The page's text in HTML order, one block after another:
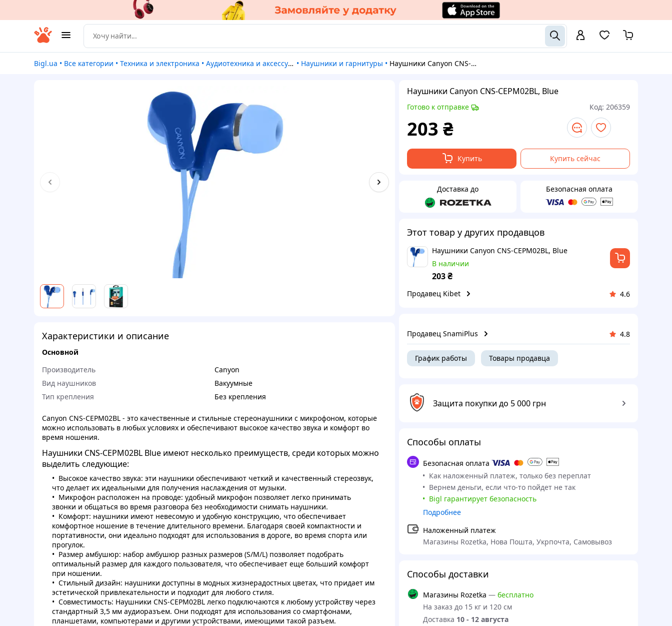
Bigl.ua • Все категории • Техника и электроника • Аудиотехника и аксессуары • Наушники и гарнитуры • Наушники Canyon CNS-CEPM02BL, Blue
Характеристики и описание
Основной
Производитель
Canyon
Вид наушников
Вакуумные
Тип крепления
Без крепления
Canyon CNS-CEPM02BL - это качественные и стильные стереонаушники с микрофоном, которые
можно использовать в любых условиях и обеспечивают высокое качество звука и комфорт во
время ношения.
Наушники CNS-CEPM02BL Blue имеют несколько преимуществ, среди которых можно
выделить следующие:
Высокое качество звука: эти наушники обеспечивают четкий и качественный стереозвук,
что делает их идеальными для получения наслаждения от музыки.
Микрофон расположен на проводе: удобный микрофон позволяет легко принимать
звонки и общаться во время разговора без необходимости снимать наушники.
Комфорт: наушники имеют невесомую и удобную конструкцию, что обеспечивает
комфортное ношение в течение длительного времени. Благодаря своей компактности и
портативности, они идеально подходят для использования в дороге, во время спорта или
прогулок.
Размер амбушюр: набор амбушюр разных размеров (S/M/L) позволяет подобрать
оптимальный размер для каждого пользователя, что обеспечивает еще больший комфорт
при ношении.
Стильный дизайн: наушники доступны в модных жизнерадостных цветах, что придает им
эстетической привлекательности и подходит для любого стиля.
Совместимость: Наушники CNS-CEPM02BL легко подключаются к любому устройству через
стандартный 3,5 мм аудиоразъем. Они подходят для использования со смартфонами,
планшетами, компьютерами и другими устройствами, имеющими такой разъем.
Наушники Canyon CNS-CEPM02BL, Blue
Готово к отправке Код: 206359
203 ₴
Купить Купить сейчас
Доставка до Безопасная оплата
Этот товар у других продавцов
Наушники Canyon CNS-CEPM02BL, Blue
В наличии
203 ₴
Продавец Kibet 4.6
Продавец SnamiPlus 4.8
График работы Товары продавца
Защита покупки до 5 000 грн
Способы оплаты
Безопасная оплата
Как наложенный платеж, только без переплат
Вернем деньги, если что-то пойдет не так
Bigl гарантирует безопасность
Подробнее
Наложенный платеж
Магазины Rozetka, Нова Пошта, Укрпочта, Самовывоз
Способы доставки
Магазины Rozetka — бесплатно
На заказ до 15 кг и 120 см
Доставка 10 - 12 августа